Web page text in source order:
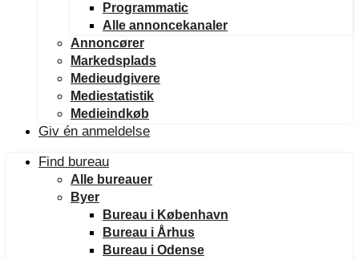
Programmatic
Alle annoncekanaler
Annoncører
Markedsplads
Medieudgivere
Mediestatistik
Medieindkøb
Giv én anmeldelse
Find bureau
Alle bureauer
Byer
Bureau i København
Bureau i Århus
Bureau i Odense